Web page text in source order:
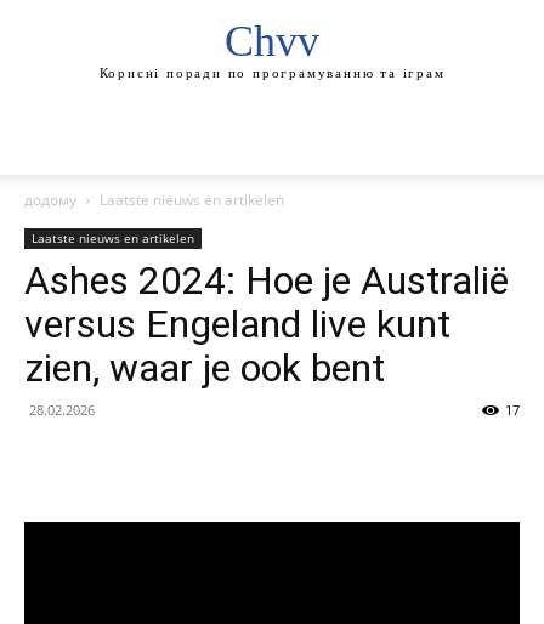
Chvv
Корисні поради по програмуванню та іграм
додому Laatste nieuws en artikelen
Laatste nieuws en artikelen
Ashes 2024: Hoe je Australië
versus Engeland live kunt
zien, waar je ook bent
28.02.2026 17